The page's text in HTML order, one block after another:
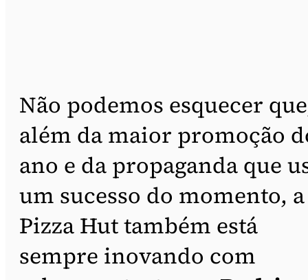
Não podemos esquecer
além da maior promoção
ano e da propaganda que
um sucesso do momento, a
Pizza Hut também está
sempre inovando com